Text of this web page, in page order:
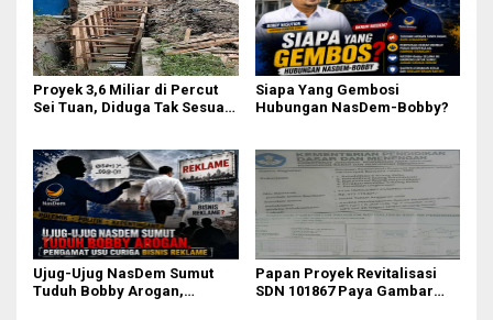
Proyek 3,6 Miliar di Percut
Sei Tuan, Diduga Tak Sesuai
Tercantum di Papan
Informasi
Siapa Yang Gembosi
Hubungan NasDem-Bobby?
Ujug-Ujug NasDem Sumut
Tuduh Bobby Arogan,
Papan Proyek Revitalisasi
SDN 101867 Paya Gambar